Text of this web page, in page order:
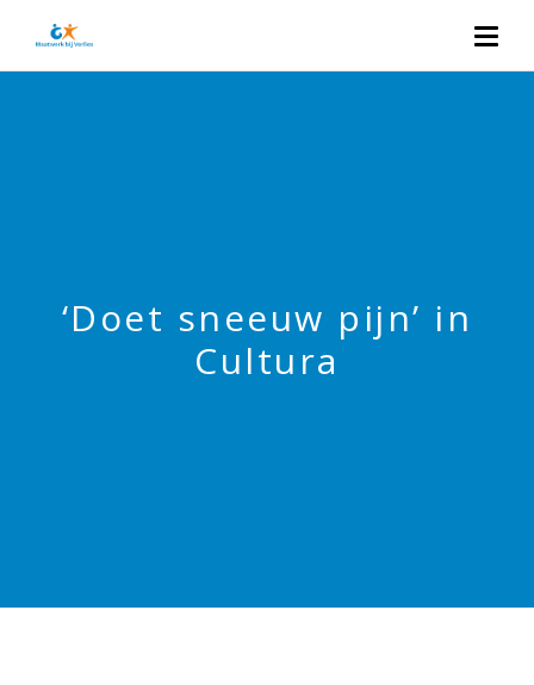
‘Doet sneeuw pijn’ in
Cultura